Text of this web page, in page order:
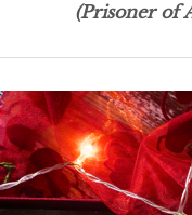
(Prisoner of